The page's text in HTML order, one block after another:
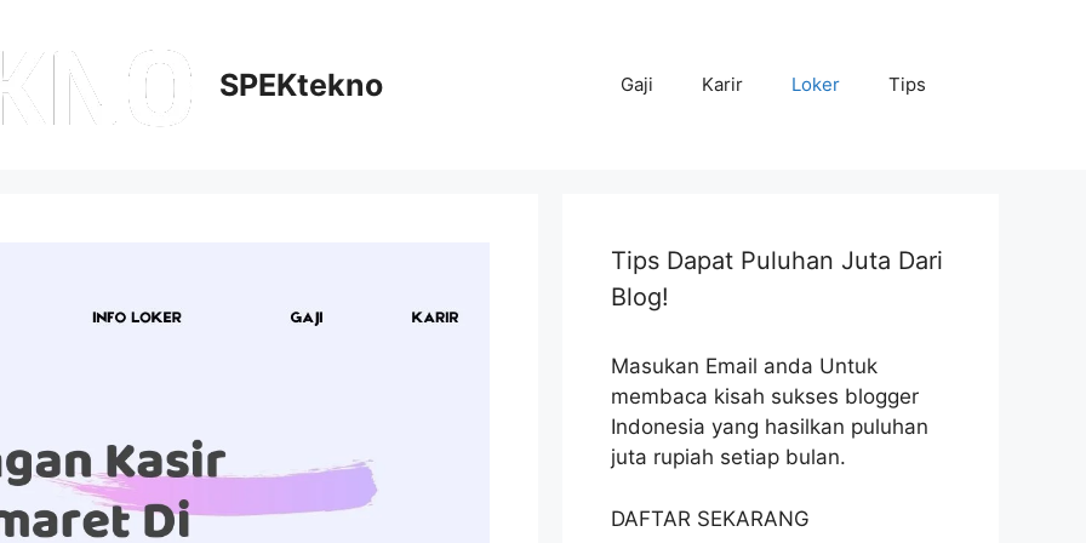
SPEKtekno Gaji Karir Loker Tips
Tips Dapat Puluhan Juta Dari
Blog!
Masukan Email anda Untuk
membaca kisah sukses blogger
Indonesia yang hasilkan puluhan
juta rupiah setiap bulan.
DAFTAR SEKARANG